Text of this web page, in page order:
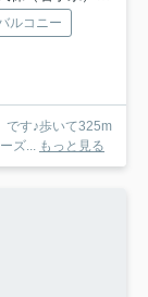
ルコニー
です♪歩いて325m
ズ...
もっと見る